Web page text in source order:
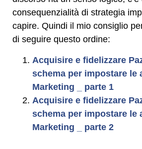
consequenzialità di strategia
capire. Quindi il mio consiglio
di seguire questo ordine:
Acquisire e fidelizzare
schema per impostare le
Marketing _ parte 1
Acquisire e fidelizzare
schema per impostare le
Marketing _ parte 2